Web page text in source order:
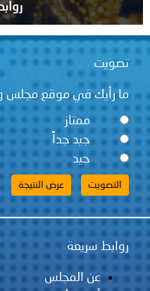
تصويت
ما رأيك في موقع مجلس
ممتاز
جيد جداً
جيد
روابط سريعة
عن المجلس